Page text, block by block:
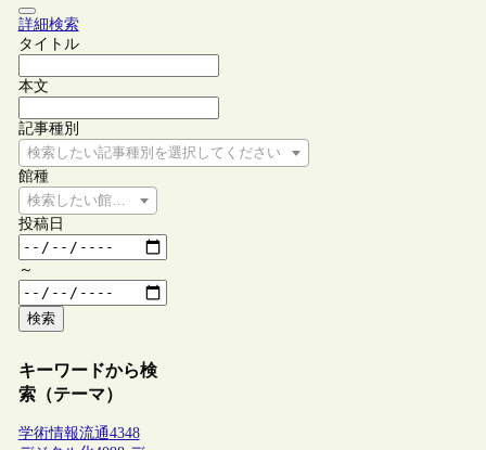
詳細検索
タイトル
本文
記事種別
検索したい記事種別を選択してください
館種
検索したい館種を選択してください
投稿日
～
検索
キーワードから検
索（テーマ）
学術情報流通4348